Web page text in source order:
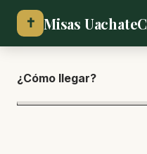
✝ Misas UachateC
¿Cómo llegar?